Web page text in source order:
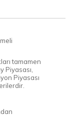
tamamen
Piyasası,
Piyasası